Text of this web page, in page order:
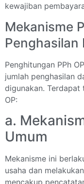
kewajiban
Mekanisme
Penghasilan
Penghitungan PPh
jumlah penghasilan
digunakan. Terdapat
OP:
a.
Umum
Mekanisme ini
usaha dan